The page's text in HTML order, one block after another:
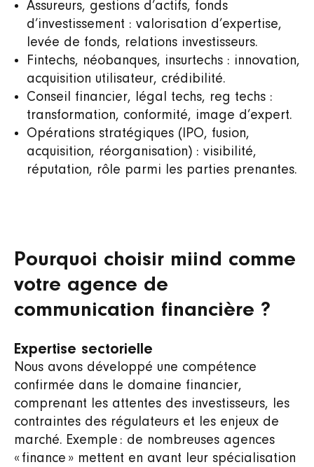
Assureurs, gestions d’actifs, fonds
d’investissement : valorisation d’expertise,
levée de fonds, relations investisseurs.
Fintechs, néobanques, insurtechs : innovation,
acquisition utilisateur, crédibilité.
Conseil financier, légal techs, reg techs :
transformation, conformité, image d’expert.
Opérations stratégiques (IPO, fusion,
acquisition, réorganisation) : visibilité,
réputation, rôle parmi les parties prenantes.
Pourquoi choisir miind comme
votre agence de
communication financière ?
Expertise sectorielle
Nous avons développé une compétence
confirmée dans le domaine financier,
comprenant les attentes des investisseurs, les
contraintes des régulateurs et les enjeux de
marché. Exemple : de nombreuses agences
« finance » mettent en avant leur spécialisation